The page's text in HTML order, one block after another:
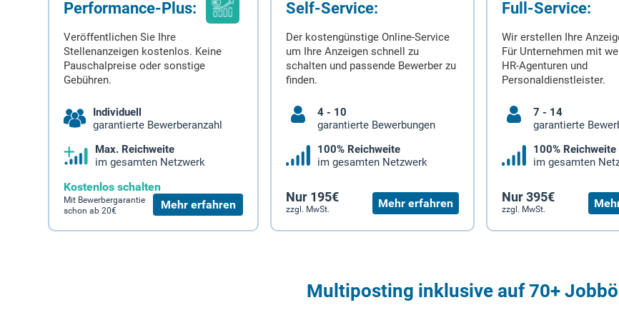
Performance-Plus:
Veröffentlichen Sie Ihre
Stellenanzeigen kostenlos. Keine
Pauschalpreise oder sonstige
Gebühren.
Individuell
garantierte Bewerberanzahl
Max. Reichweite
im gesamten Netzwerk
Kostenlos schalten
Mit Bewerbergarantie
schon ab 20€
Mehr erfahren
Self-Service:
Der kostengünstige Online-Service
um Ihre Anzeigen schnell zu
schalten und passende Bewerber zu
finden.
4 - 10
garantierte Bewerbungen
100% Reichweite
im gesamten Netzwerk
Nur 195€
zzgl. MwSt. Mehr erfahren
Full-Service:
Wir erstellen Ihre
Für Unternehmen mit
HR-Agenturen und
Personaldienstleister.
7 - 14
garantierte
100% Reichweite
im gesamten
Nur 395€
zzgl. MwSt.
Multiposting inklusive auf 70+